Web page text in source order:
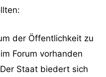
der Öffentlichkeit zu
Forum vorhanden
Staat biedert sich